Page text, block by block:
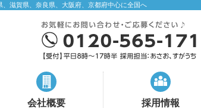
滋賀県、奈良県、大阪府、京都府中心に全国へ
会社概要 採用情報